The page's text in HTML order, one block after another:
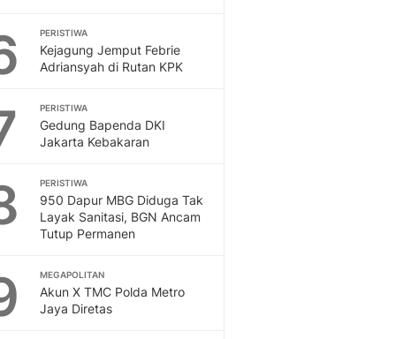
PERISTIWA
Kejagung Jemput Febrie
Adriansyah di Rutan KPK
PERISTIWA
Gedung Bapenda DKI
Jakarta Kebakaran
PERISTIWA
950 Dapur MBG Diduga Tak
Layak Sanitasi, BGN Ancam
Tutup Permanen
MEGAPOLITAN
Akun X TMC Polda Metro
Jaya Diretas